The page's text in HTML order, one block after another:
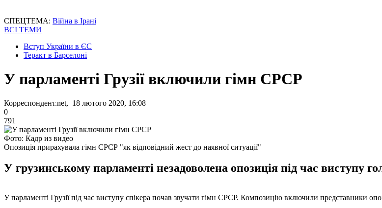
СПЕЦТЕМА: Війна в Ірані
ВСІ ТЕМИ
Вступ України в ЄС
Теракт в Барселоні
У парламенті Грузії включили гімн СРСР
Корреспондент.net, 18 лютого 2020, 16:08
0
791
Фото: Кадр из видео
Опозиція прирахувала гімн СРСР "як відповідний жест до наявної ситуації"
У грузинському парламенті незадоволена опозиція під час виступу
У парламенті Грузії під час виступу спікера почав звучати гімн СРСР. Композицію включили представники